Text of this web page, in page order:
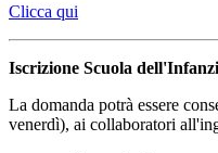
Clicca qui
Iscrizione Scuola
La domanda potrà essere
venerdì), ai collaboratori